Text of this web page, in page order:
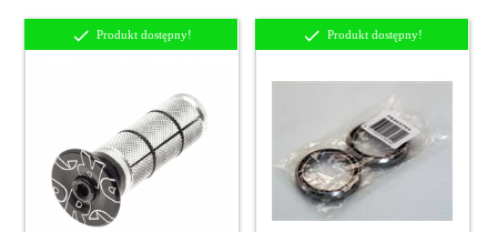
Produkt dostępny! Produkt dostępny!